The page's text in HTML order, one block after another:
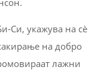
Си, укажува на сè
на добро
лажни